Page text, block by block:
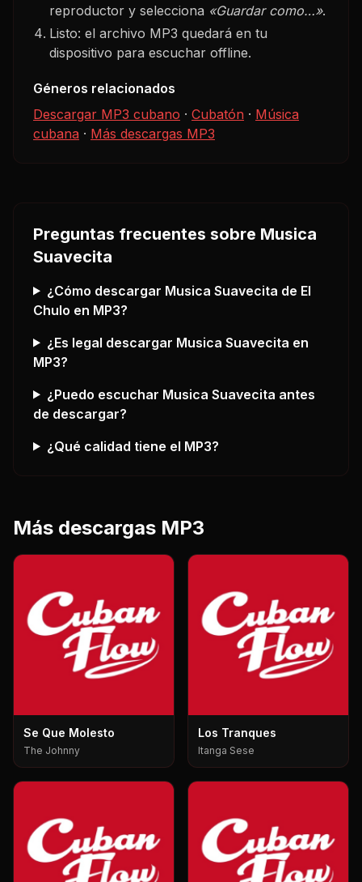
reproductor y selecciona «Guardar como…».
Listo: el archivo MP3 quedará en tu
dispositivo para escuchar offline.
Géneros relacionados
Descargar MP3 cubano · Cubatón · Música
cubana · Más descargas MP3
Preguntas frecuentes sobre Musica
Suavecita
¿Cómo descargar Musica Suavecita de El
Chulo en MP3?
¿Es legal descargar Musica Suavecita en
MP3?
¿Puedo escuchar Musica Suavecita antes
de descargar?
¿Qué calidad tiene el MP3?
Más descargas MP3
Se Que Molesto
The Johnny
Los Tranques
Itanga Sese